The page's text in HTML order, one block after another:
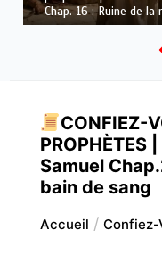
Dieu
CONFIEZ-
PROPHÈTES
Samuel
bain de sang
Accueil Confiez-